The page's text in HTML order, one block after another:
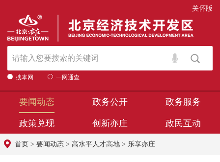
关怀版
搜本网 一网通查
要闻动态 政务公开 政务服务
政策兑现 创新亦庄 政民互动
首页 > 要闻动态 > 高水平人才高地 > 乐享亦庄